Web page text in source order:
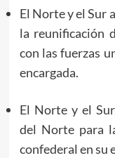
El Norte y el Sur
la reunificación
con las fuerzas
encargada.
El Norte y el
del Norte para
confederal en su